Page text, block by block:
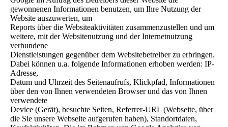
gewonnenen Informationen benutzen, um Ihre Nutzung der
Website auszuwerten, um
Reports über die Websiteaktivitäten zusammenzustellen und um
weitere, mit der Websitenutzung und der Internetnutzung
verbundene
Dienstleistungen gegenüber dem Websitebetreiber zu erbringen.
Dabei können u.a. folgende Informationen erhoben werden: IP-
Adresse,
Datum und Uhrzeit des Seitenaufrufs, Klickpfad, Informationen
über den von Ihnen verwendeten Browser und das von Ihnen
verwendete
Device (Gerät), besuchte Seiten, Referrer-URL (Webseite, über
die Sie unsere Webseite aufgerufen haben), Standortdaten,